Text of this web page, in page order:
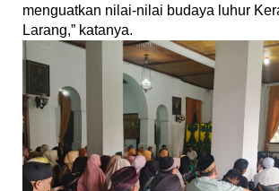
menguatkan nilai-nilai budaya luhur
Larang,” katanya.